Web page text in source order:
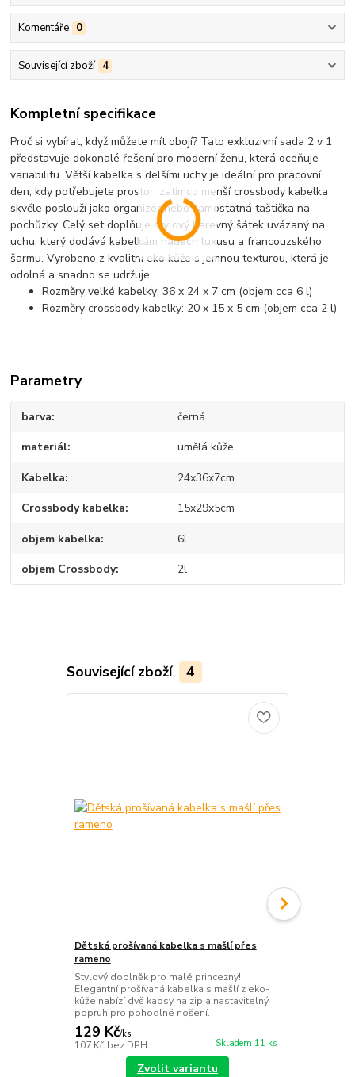
Komentáře 0
Související zboží 4
Kompletní specifikace
Proč si vybírat, když můžete mít obojí? Tato exkluzivní sada 2 v 1
představuje dokonalé řešení pro moderní ženu, která oceňuje
variabilitu. Větší kabelka s delšími uchy je ideální pro pracovní
den, kdy potřebujete prostor, zatímco menší crossbody kabelka
skvěle poslouží jako organizér nebo samostatná taštička na
pochůzky. Celý set doplňuje stylový barevný šátek uvázaný na
uchu, který dodává kabelkám nádech luxusu a francouzského
šarmu. Vyrobeno z kvalitní eko kůže s jemnou texturou, která je
odolná a snadno se udržuje.
Rozměry velké kabelky: 36 x 24 x 7 cm (objem cca 6 l)
Rozměry crossbody kabelky: 20 x 15 x 5 cm (objem cca 2 l)
Parametry
barva černá
materiál umělá kůže
Kabelka 24x36x7cm
Crossbody kabelka 15x29x5cm
objem kabelka 6l
objem Crossbody 2l
Související zboží 4
Dětská prošívaná kabelka s mašlí přes
rameno
Stylový doplněk pro malé princezny!
Elegantní prošívaná kabelka s mašlí z eko-
kůže nabízí dvě kapsy na zip a nastavitelný
popruh pro pohodlné nošení.
129 Kč/ks
107 Kč bez DPH Skladem 11 ks
Zvolit variantu